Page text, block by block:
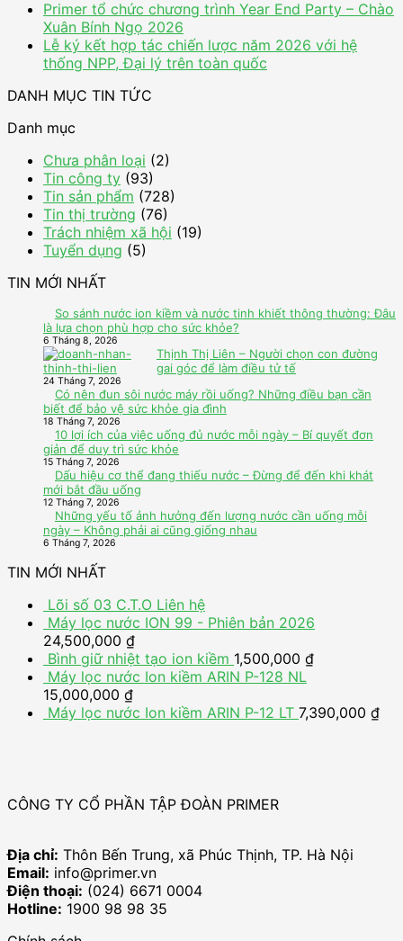
Primer tổ chức chương trình Year End Party – Chào
Xuân Bính Ngọ 2026
Lễ ký kết hợp tác chiến lược năm 2026 với hệ
thống NPP, Đại lý trên toàn quốc
DANH MỤC TIN TỨC
Danh mục
Chưa phân loại (2)
Tin công ty (93)
Tin sản phẩm (728)
Tin thị trường (76)
Trách nhiệm xã hội (19)
Tuyển dụng (5)
TIN MỚI NHẤT
So sánh nước ion kiềm và nước tinh khiết thông thường: Đâu
là lựa chọn phù hợp cho sức khỏe?
6 Tháng 8, 2026
Thịnh Thị Liên – Người chọn con đường
gai góc để làm điều tử tế
24 Tháng 7, 2026
Có nên đun sôi nước máy rồi uống? Những điều bạn cần
biết để bảo vệ sức khỏe gia đình
18 Tháng 7, 2026
10 lợi ích của việc uống đủ nước mỗi ngày – Bí quyết đơn
giản để duy trì sức khỏe
15 Tháng 7, 2026
Dấu hiệu cơ thể đang thiếu nước – Đừng để đến khi khát
mới bắt đầu uống
12 Tháng 7, 2026
Những yếu tố ảnh hưởng đến lượng nước cần uống mỗi
ngày – Không phải ai cũng giống nhau
6 Tháng 7, 2026
TIN MỚI NHẤT
Lõi số 03 C.T.O Liên hệ
Máy lọc nước ION 99 - Phiên bản 2026
24,500,000 ₫
Bình giữ nhiệt tạo ion kiềm 1,500,000 ₫
Máy lọc nước Ion kiềm ARIN P-128 NL
15,000,000 ₫
Máy lọc nước Ion kiềm ARIN P-12 LT 7,390,000 ₫
CÔNG TY CỔ PHẦN TẬP ĐOÀN PRIMER
Địa chỉ: Thôn Bến Trung, xã Phúc Thịnh, TP. Hà Nội
Email: info@primer.vn
Điện thoại: (024) 6671 0004
Hotline: 1900 98 98 35